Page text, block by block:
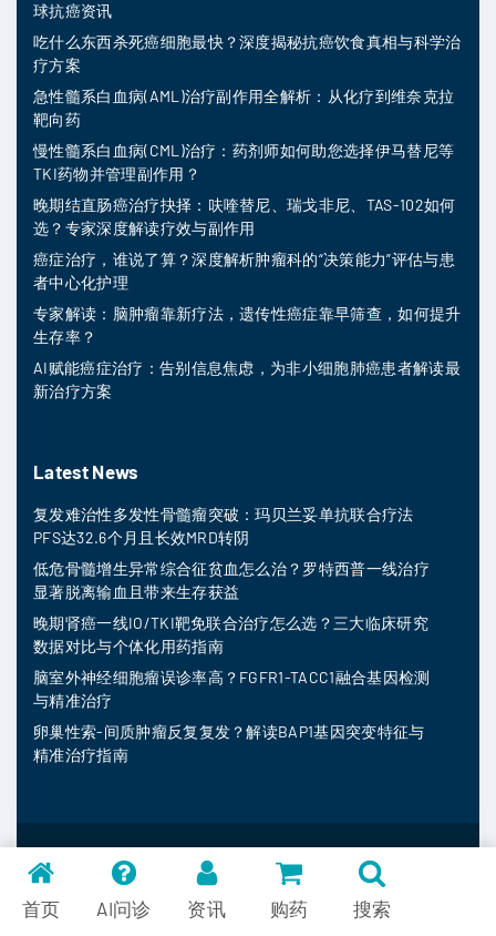
球抗癌资讯
吃什么东西杀死癌细胞最快？深度揭秘抗癌饮食真相与科学治
疗方案
急性髓系白血病(AML)治疗副作用全解析：从化疗到维奈克拉
靶向药
慢性髓系白血病(CML)治疗：药剂师如何助您选择伊马替尼等
TKI药物并管理副作用？
晚期结直肠癌治疗抉择：呋喹替尼、瑞戈非尼、TAS-102如何
选？专家深度解读疗效与副作用
癌症治疗，谁说了算？深度解析肿瘤科的“决策能力”评估与患
者中心化护理
专家解读：脑肿瘤靠新疗法，遗传性癌症靠早筛查，如何提升
生存率？
AI赋能癌症治疗：告别信息焦虑，为非小细胞肺癌患者解读最
新治疗方案
Latest News
复发难治性多发性骨髓瘤突破：玛贝兰妥单抗联合疗法
PFS达32.6个月且长效MRD转阴
低危骨髓增生异常综合征贫血怎么治？罗特西普一线治疗
显著脱离输血且带来生存获益
晚期肾癌一线IO/TKI靶免联合治疗怎么选？三大临床研究
数据对比与个体化用药指南
脑室外神经细胞瘤误诊率高？FGFR1-TACC1融合基因检测
与精准治疗
卵巢性索-间质肿瘤反复复发？解读BAP1基因突变特征与
精准治疗指南
MedFind © 2026
首页 AI问诊 资讯 购药 搜索